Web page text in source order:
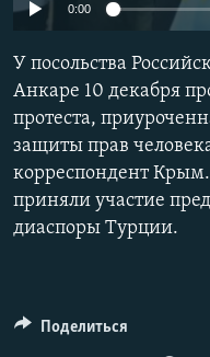
ПОБЕДИТЕЛЕЙ НЕ СУДЯТ?
КРЫМ.НЕПОКОРЕННЫЙ
ELIFBE
УКРАИНСКАЯ ПРОБЛЕМА
ПРИСОЕДИНЯЙТЕСЬ!
Все сайты RFE/RL
0:00
У посольства
Анкаре 10 декабря
протеста,
защиты прав
корреспондент
приняли участие
диаспоры Турции.
Поделиться